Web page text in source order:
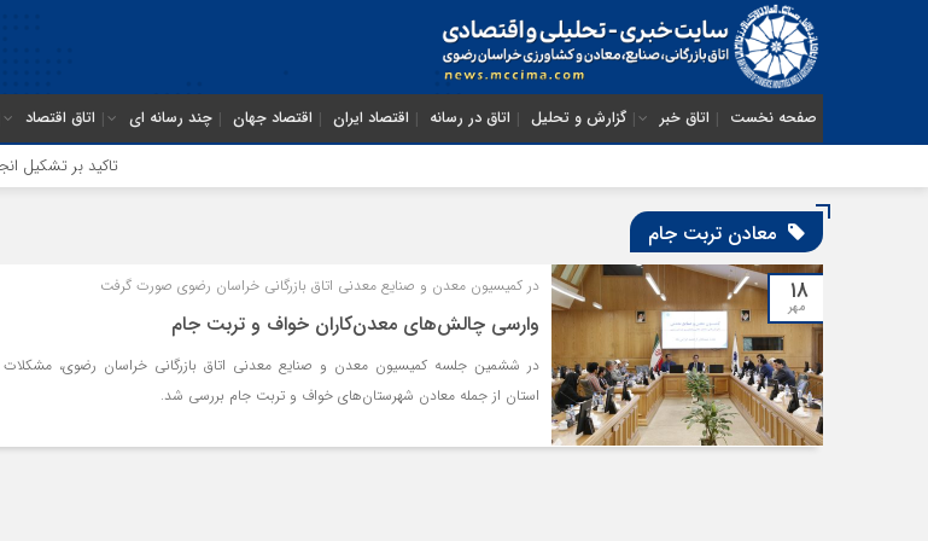
صفحه نخست اتاق خبر گزارش و تحلیل اتاق در رسانه اقتصاد ایران اقتصاد جهان چند رسانه ای اتاق اقتصاد
تاکید بر تشکیل
معادن تربت جام
۱۸
مهر
در کمیسیون معدن و صنایع معدنی اتاق بازرگانی خراسان رضوی صورت گرفت
وارسی چالش‌های معدن‌کاران خواف و تربت جام
در ششمین جلسه کمیسیون معدن و صنایع معدنی اتاق بازرگانی خراسان رضوی، مشکلات
استان از جمله معادن شهرستان‌های خواف و تربت جام بررسی شد.